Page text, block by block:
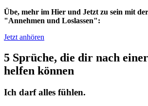
Übe, mehr im Hier und Jetzt zu sein mit
"Annehmen und Loslassen":
Jetzt anhören
5 Sprüche, die dir nach
helfen können
Ich darf alles fühlen.